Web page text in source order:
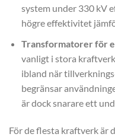
system under 330 kV
högre effektivitet
Transformatorer för
vanligt i stora
ibland när
begränsar
är dock snarare ett
För de flesta kraftverk är